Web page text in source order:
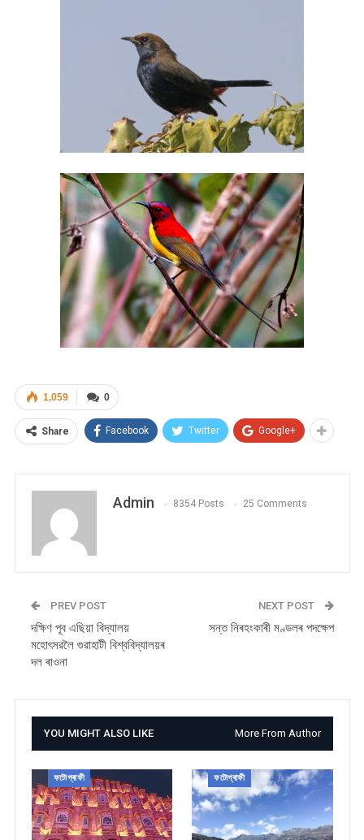
0
1,059
Share Facebook Twitter Google+
Admin 8354 Posts 25 Comments
PREV POST
দক্ষিণ পূব এছিয়া বিদ্যালয়
মহোৎসৱলৈ গুৱাহাটী বিশ্ববিদ্যালয়ৰ
দল ৰাওনা
NEXT POST
সন্ত নিৰহংকাৰী মণ্ডলৰ পদক্ষেপ
YOU MIGHT ALSO LIKE More From Author
ফটোগ্ৰাফী ফটোগ্ৰাফী